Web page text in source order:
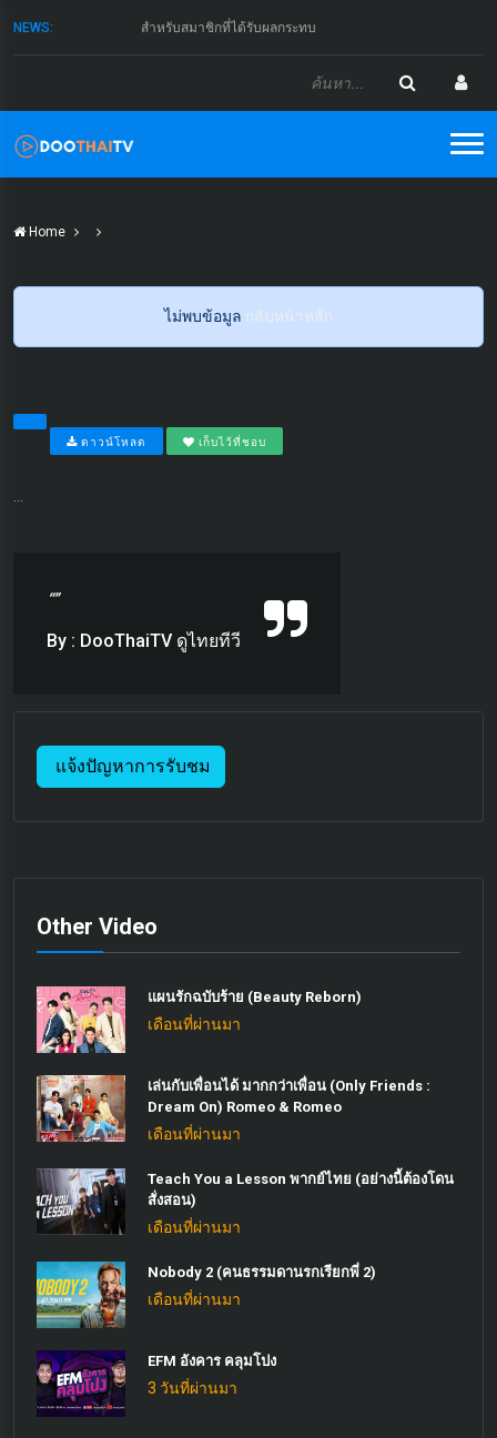
NEWS: สำหรับสมาชิกที่ได้รับผลกระทบ
Home
ไม่พบข้อมูล กลับหน้าหลัก
ดาวน์โหลด เก็บไว้ที่ชอบ
“”
By : DooThaiTV ดูไทยทีวี
แจ้งปัญหาการรับชม
Other Video
แผนรักฉบับร้าย (Beauty Reborn)
เดือนที่ผ่านมา
เล่นกับเพื่อนได้ มากกว่าเพื่อน (Only Friends :
Dream On) Romeo & Romeo
เดือนที่ผ่านมา
Teach You a Lesson พากย์ไทย (อย่างนี้ต้องโดน
สั่งสอน)
เดือนที่ผ่านมา
Nobody 2 (คนธรรมดานรกเรียกพี่ 2)
เดือนที่ผ่านมา
EFM อังคาร คลุมโปง
3 วันที่ผ่านมา